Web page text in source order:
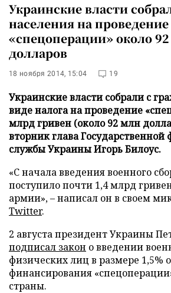
Украинские власти
населения на проведение
«спецоперации» около
долларов
18 ноября 2014, 15:04 19
Украинские власти собрали с
виде налога на проведение
млрд гривен (около 92 млн
вторник глава Государственной
службы Украины Игорь Билоус.
«С начала введения военного
поступило почти 1,4 млрд
армии», – написал он в своем
Twitter.
2 августа президент Украины
подписал закон о введении
физических лиц в размере 1,5%
финансирования
страны.